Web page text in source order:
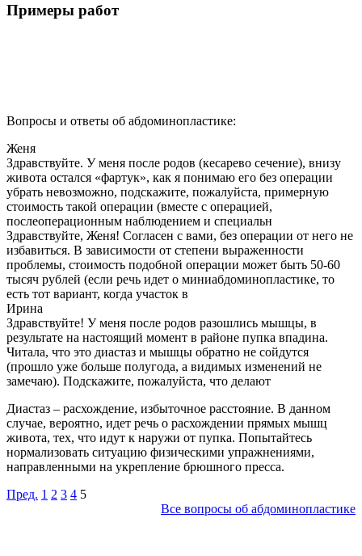
Примеры работ
Вопросы и ответы об абдоминопластике:
Женя
Здравствуйте. У меня после родов (кесарево сечение), внизу
живота остался «фартук», как я понимаю его без операции
убрать невозможно, подскажите, пожалуйста, примерную
стоимость такой операции (вместе с операцией,
послеоперационным наблюдением и специальн
Здравствуйте, Женя! Согласен с вами, без операции от него не
избавиться. В зависимости от степени выраженности
проблемы, стоимость подобной операции может быть 50-60
тысяч рублей (если речь идет о миниабдоминопластике, то
есть тот вариант, когда участок в
Ирина
Здравствуйте! У меня после родов разошлись мышцы, в
результате на настоящий момент в районе пупка впадина.
Читала, что это диастаз и мышцы обратно не сойдутся
(прошло уже больше полугода, а видимых изменений не
замечаю). Подскажите, пожалуйста, что делают
Диастаз – расхождение, избыточное расстояние. В данном
случае, вероятно, идет речь о расхождении прямых мышц
живота, тех, что идут к наружи от пупка. Попытайтесь
нормализовать ситуацию физическими упражнениями,
направленными на укрепление брюшного пресса.
Пред. 1 2 3 4 5
Все вопросы об абдоминопластике